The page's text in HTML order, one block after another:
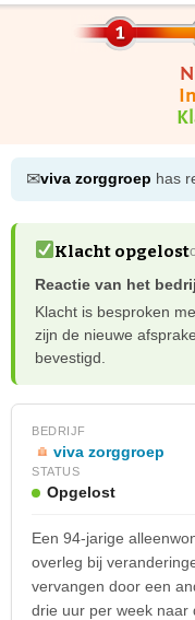
✉viva zorggroep has
Klacht opgelost
Reactie van het
Klacht is besproken
zijn de nieuwe
bevestigd.
BEDRIJF
viva zorggroep
STATUS
Opgelost
Een 94-jarige
overleg bij
vervangen door een
drie uur per week naar